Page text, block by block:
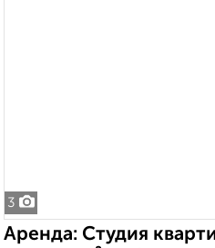
3
Аренда: Студия